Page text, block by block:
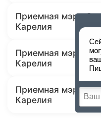
Приемная мэра
Карелия
Приемная мэра
Карелия
Приемная мэра
Карелия